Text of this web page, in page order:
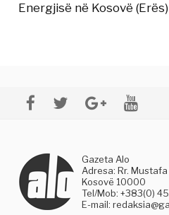
Energjisë në Kosovë (Erës)
Gazeta Alo
Adresa: Rr.
Kosovë 10000
Tel/Mob: +383(0)
E-mail: